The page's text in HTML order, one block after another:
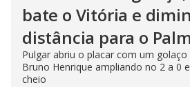
bate o Vitória e
distância para o
Pulgar abriu o placar com um
Bruno Henrique ampliando no 2 a 0
cheio